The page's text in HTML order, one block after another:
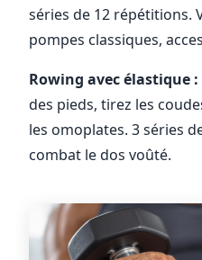
séries de 12 répétitions.
pompes classiques,
Rowing avec élastique :
des pieds, tirez les
les omoplates. 3 séries
combat le dos voûté.